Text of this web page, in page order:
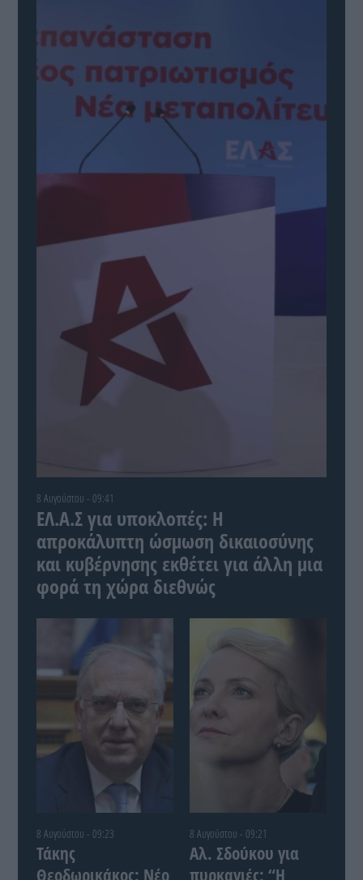
8 Αυγούστου - 09:41
ΕΛ.Α.Σ για υποκλοπές: Η
απροκάλυπτη ώσμωση δικαιοσύνης
και κυβέρνησης εκθέτει για άλλη μια
φορά τη χώρα διεθνώς
8 Αυγούστου - 09:23
Τάκης
Θεοδωρικάκος: Νέο
8 Αυγούστου - 09:21
Αλ. Σδούκου για
πυρκαγιές: “Η